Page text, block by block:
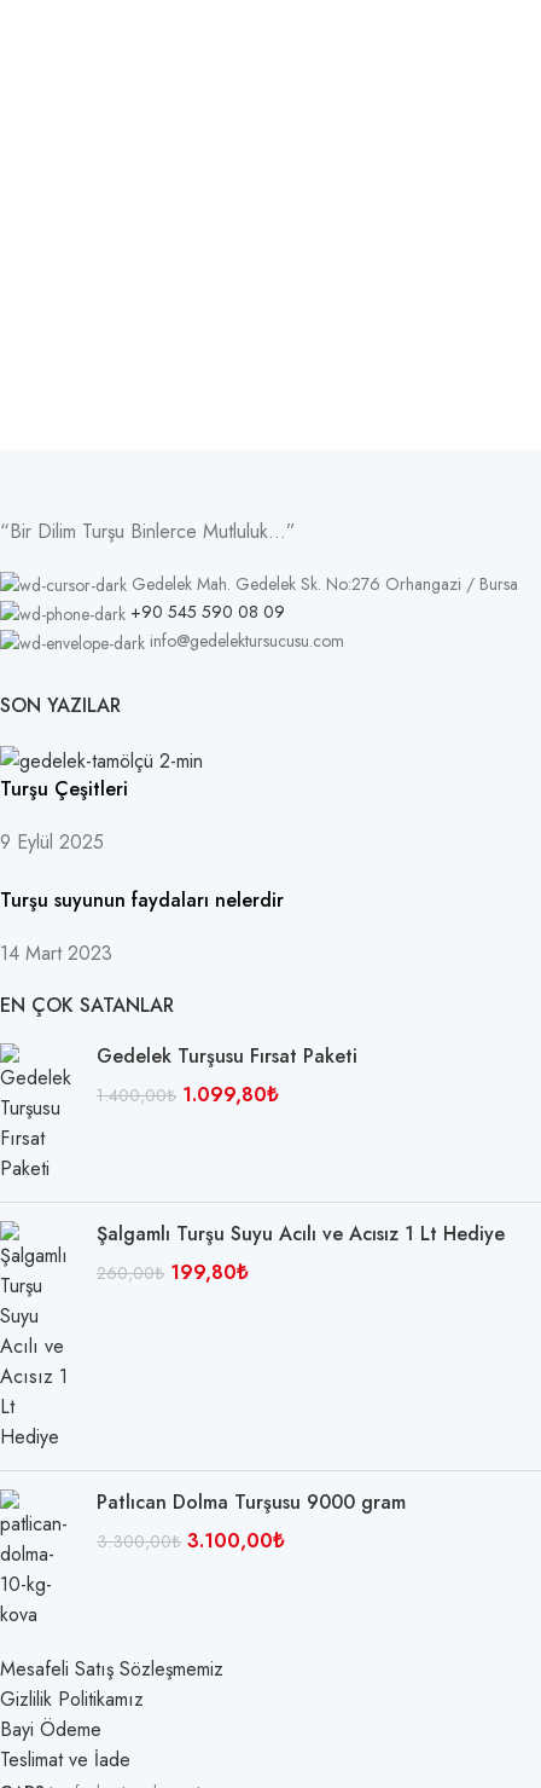
“Bir Dilim Turşu Binlerce Mutluluk…”
Gedelek Mah. Gedelek Sk. No:276 Orhangazi / Bursa
+90 545 590 08 09
info@gedelektursucusu.com
SON YAZILAR
Turşu Çeşitleri
9 Eylül 2025
Turşu suyunun faydaları nelerdir
14 Mart 2023
EN ÇOK SATANLAR
Gedelek Turşusu Fırsat Paketi
1.400,00₺ 1.099,80₺
Şalgamlı Turşu Suyu Acılı ve Acısız 1 Lt Hediye
260,00₺ 199,80₺
Patlıcan Dolma Turşusu 9000 gram
3.300,00₺ 3.100,00₺
Mesafeli Satış Sözleşmemiz
Gizlilik Politikamız
Bayi Ödeme
Teslimat ve İade